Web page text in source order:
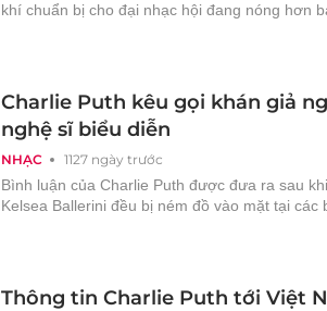
khí chuẩn bị cho đại nhạc hội đang nóng hơn
NHẠC 1127 ngày trước
Charlie Puth kêu gọi khán giả
nghệ sĩ biểu diễn
Bình luận của Charlie Puth được đưa ra sau
Kelsea Ballerini đều bị ném đồ vào mặt tại các
Thông tin Charlie Puth tới Việt